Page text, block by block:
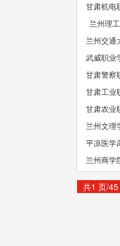
甘肃机电
兰州理
兰州交通
武威职业
甘肃警察
甘肃工业
甘肃农业
兰州文理
平凉医学
兰州商学
共1 页/45